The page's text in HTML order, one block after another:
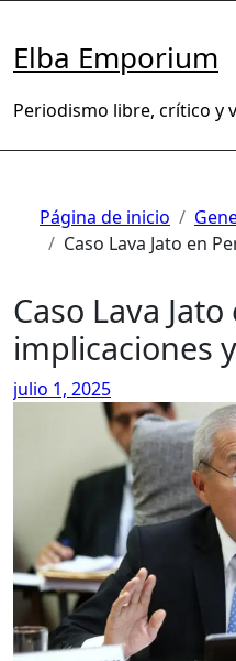
contenido
Elba Emporium
Periodismo libre, crítico y
Página de inicio
Caso Lava Jato en
Caso Lava
implicaciones
julio 1, 2025